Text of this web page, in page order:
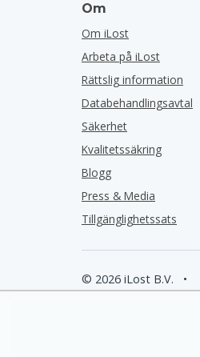
Om
Om iLost
Arbeta på iLost
Rättslig information
Databehandlingsavtal
Säkerhet
Kvalitetssäkring
Blogg
Press & Media
Tillgänglighetssats
© 2026 iLost B.V. •